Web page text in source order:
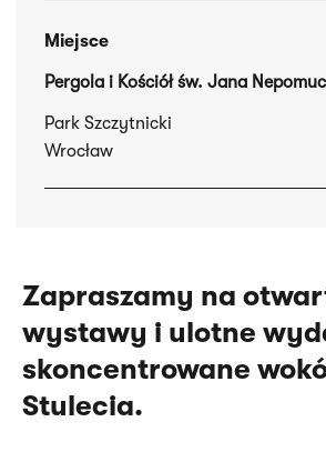
Miejsce
Pergola i Kościół św. Jana
Park Szczytnicki
Wrocław
Zapraszamy na
wystawy i ulotne
skoncentrowane
Stulecia.